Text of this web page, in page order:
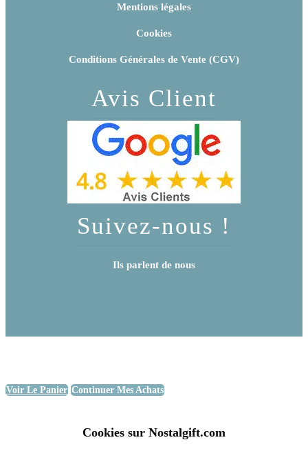
Mentions légales
Cookies
Conditions Générales de Vente (CGV)
Avis Client
Suivez-nous !
Ils parlent de nous
Voir Le Panier Continuer Mes Achats
Cookies sur Nostalgift.com